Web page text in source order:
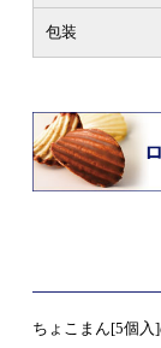
包装
ちょこまん[5個入